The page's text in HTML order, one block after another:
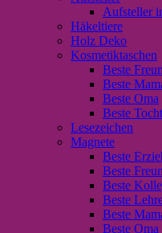
Aufsteller
Häkeltiere
Holz Deko
Kosmetiktaschen
Beste
Beste
Beste Oma
Beste
Lesezeichen
Magnete
Beste
Beste
Beste
Beste
Beste
Beste Oma